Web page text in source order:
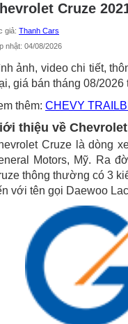
Cruze
giả: Thanh Cars
nhật: 04/08/2026
ảnh, video chi tiết,
giá bán tháng 08/2026
thêm: CHEVY
thiệu về
Cruze là dòng
Motors, Mỹ. Ra
thông thường có 3
với tên gọi Daewoo